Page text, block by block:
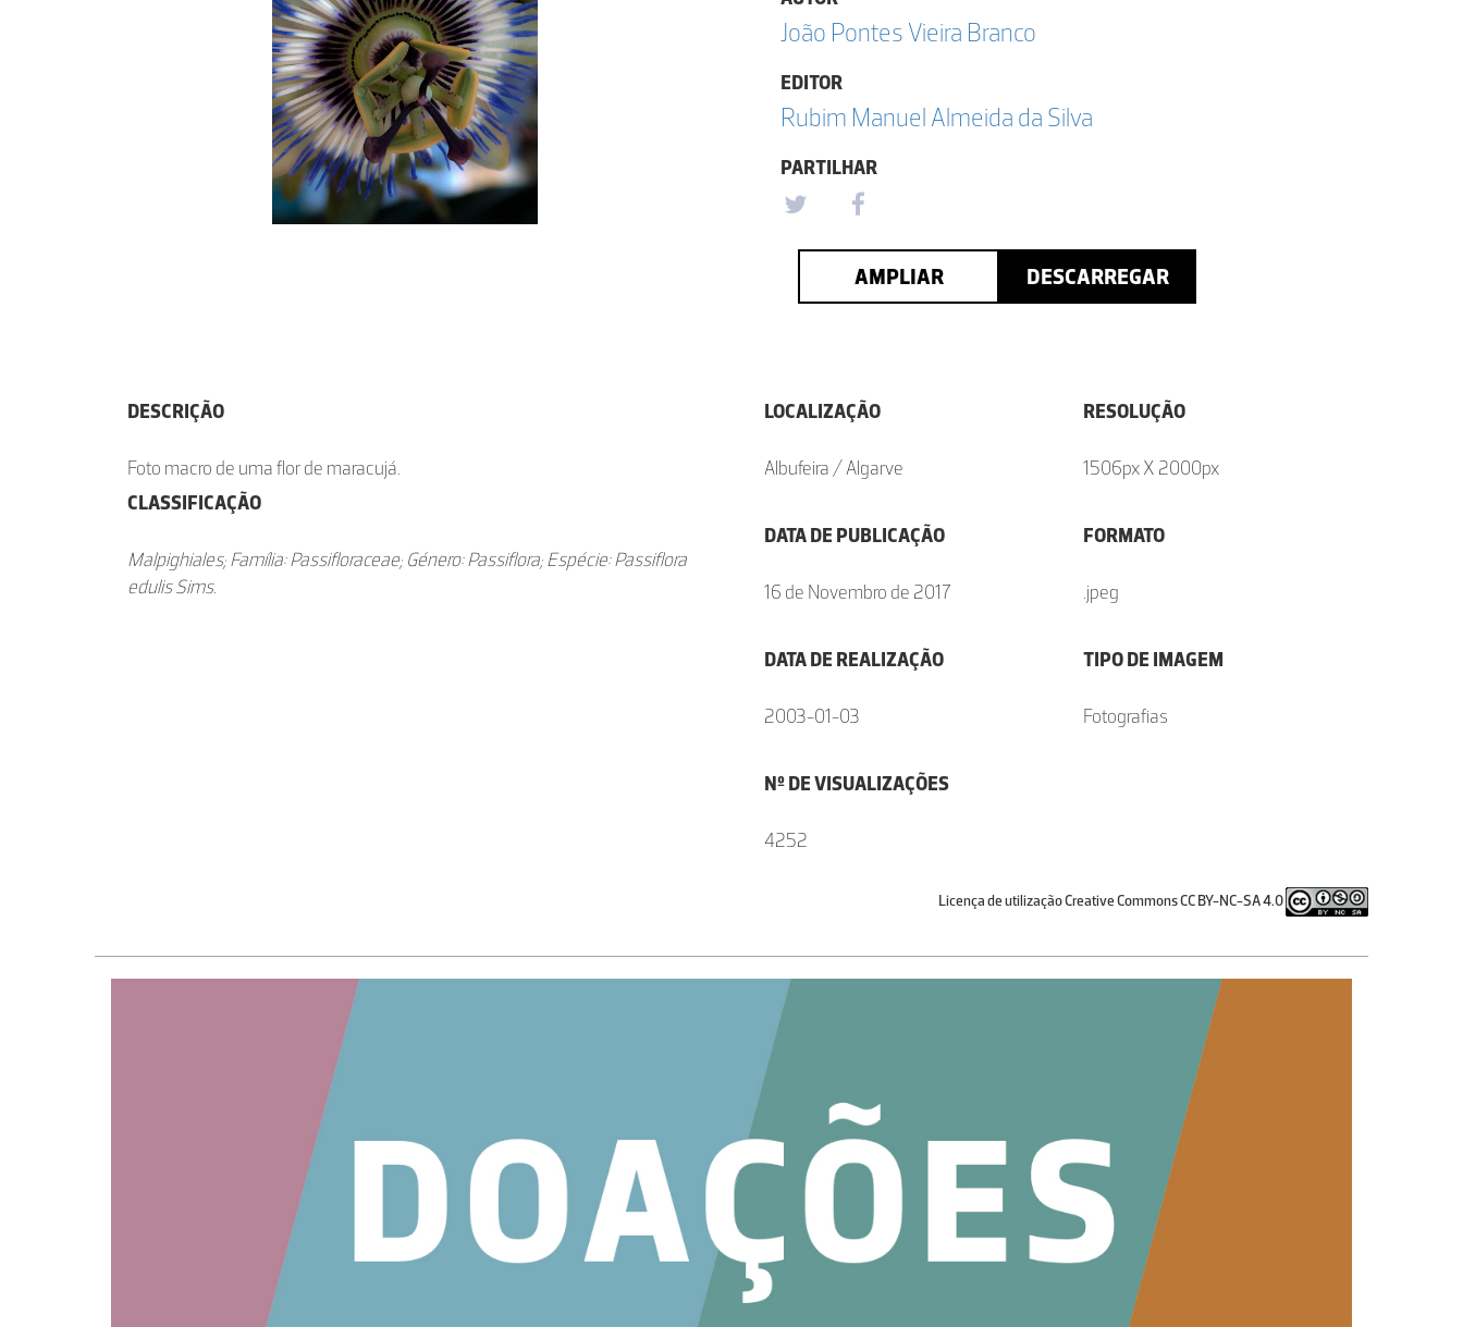
João Pontes Vieira Branco
EDITOR
Rubim Manuel Almeida da Silva
PARTILHAR
AMPLIAR DESCARREGAR
DESCRIÇÃO
Foto macro de uma flor de maracujá.
CLASSIFICAÇÃO
Malpighiales; Família: Passifloraceae; Género: Passiflora; Espécie: Passiflora
edulis Sims.
LOCALIZAÇÃO
Albufeira / Algarve
DATA DE PUBLICAÇÃO
16 de Novembro de 2017
DATA DE REALIZAÇÃO
2003-01-03
Nº DE VISUALIZAÇÕES
4252
RESOLUÇÃO
1506px X 2000px
FORMATO
.jpeg
TIPO DE IMAGEM
Fotografias
Licença de utilização Creative Commons CC BY-NC-SA 4.0